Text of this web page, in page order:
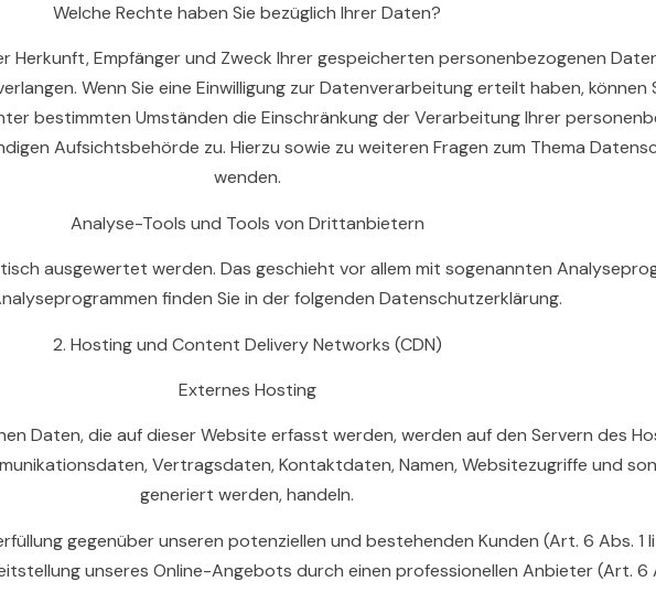
Welche Rechte haben Sie bezüglich Ihrer Daten?
Empfänger und Zweck Ihrer gespeicherten personenbezogenen
Wenn Sie eine Einwilligung zur Datenverarbeitung erteilt haben, können
bestimmten Umständen die Einschränkung der Verarbeitung Ihrer
Aufsichtsbehörde zu. Hierzu sowie zu weiteren Fragen zum Thema
wenden.
Analyse-Tools und Tools von Drittanbietern
ausgewertet werden. Das geschieht vor allem mit sogenannten
finden Sie in der folgenden Datenschutzerklärung.
2. Hosting und Content Delivery Networks (CDN)
Externes Hosting
Daten, die auf dieser Website erfasst werden, werden auf den Servern des
Vertragsdaten, Kontaktdaten, Namen, Websitezugriffe und
generiert werden, handeln.
gegenüber unseren potenziellen und bestehenden Kunden (Art. 6 Abs. 1
unseres Online-Angebots durch einen professionellen Anbieter (Art. 6